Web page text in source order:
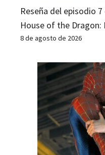
Reseña del episodio
House of the Dragon:
8 de agosto de 2026